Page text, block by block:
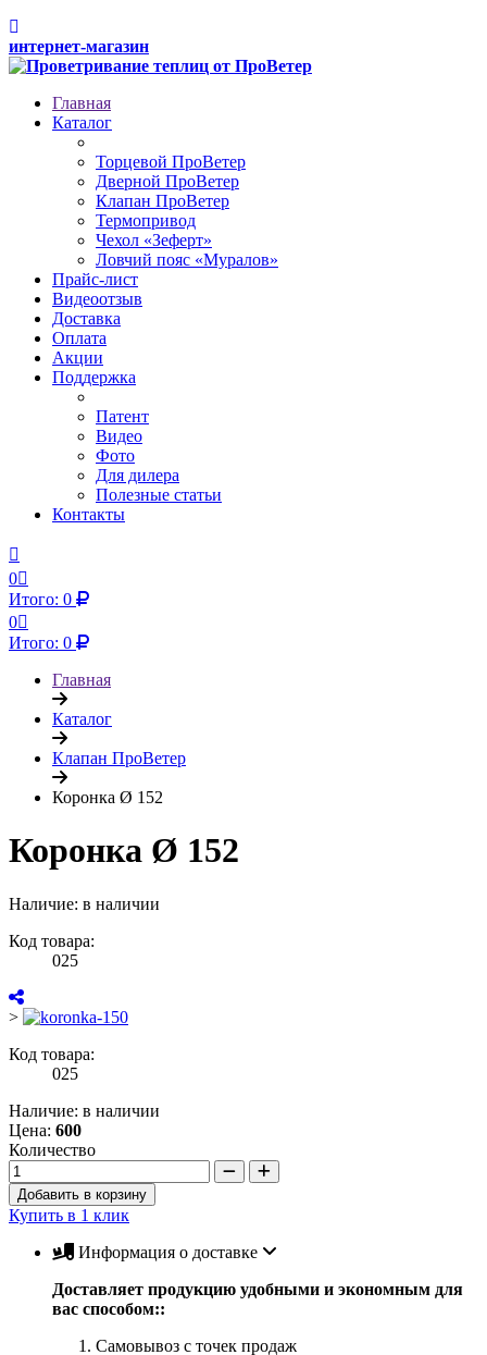
интернет-магазин
Главная
Каталог
Торцевой ПроВетер
Дверной ПроВетер
Клапан ПроВетер
Термопривод
Чехол «Зеферт»
Ловчий пояс «Муралов»
Прайс-лист
Видеоотзыв
Доставка
Оплата
Акции
Поддержка
Патент
Видео
Фото
Для дилера
Полезные статьи
Контакты
0
Итого: 0
0
Итого: 0
Главная
Каталог
Клапан ПроВетер
Коронка Ø 152
Коронка Ø 152
Наличие: в наличии
Код товара:
025
>
Код товара:
025
Наличие: в наличии
Цена: 600
Количество
Добавить в корзину
Купить в 1 клик
Информация о доставке
Доставляет продукцию удобными и экономным для
вас способом::
Самовывоз с точек продаж